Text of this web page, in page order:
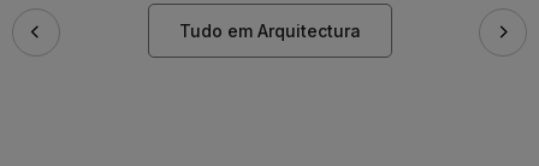
Tudo em Arquitectura